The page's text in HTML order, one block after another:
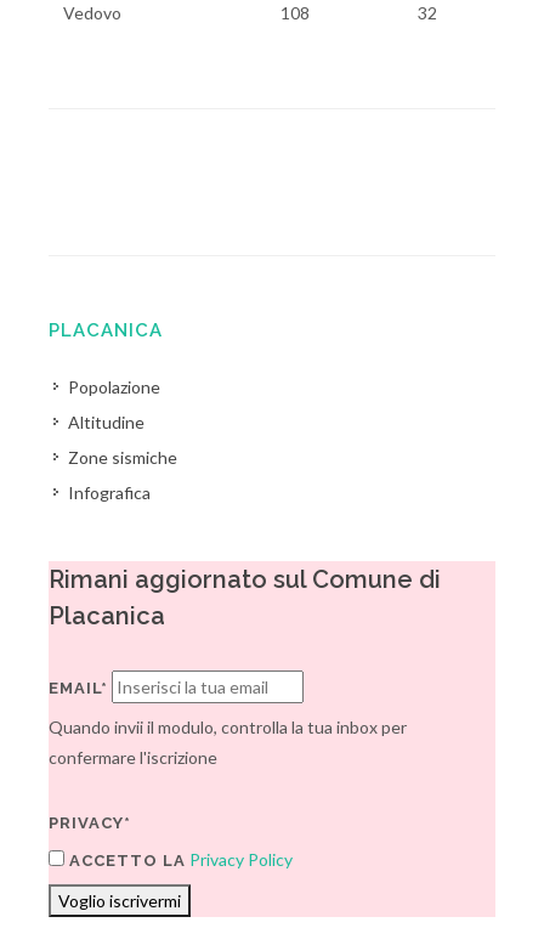
Vedovo 108 32
PLACANICA
Popolazione
Altitudine
Zone sismiche
Infografica
Rimani aggiornato sul Comune di
Placanica
EMAIL*
Quando invii il modulo, controlla la tua inbox per
confermare l'iscrizione
PRIVACY*
ACCETTO LA Privacy Policy
Voglio iscrivermi